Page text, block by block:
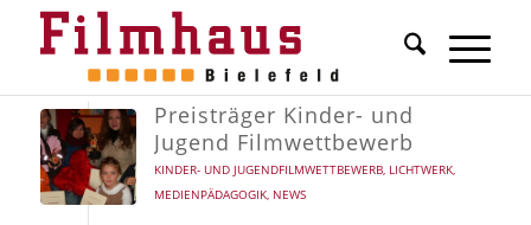
Preisträger Kinder- und
Jugend Filmwettbewerb
KINDER- UND JUGENDFILMWETTBEWERB, LICHTWERK,
MEDIENPÄDAGOGIK, NEWS